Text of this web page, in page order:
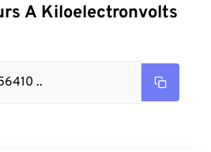
A Kiloelectronvolts
..